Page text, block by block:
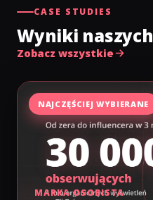
CASE STUDIES
Wyniki naszych
Zobacz wszystkie
NAJCZĘŚCIEJ WYBIERANE
MARKA OSOBISTA